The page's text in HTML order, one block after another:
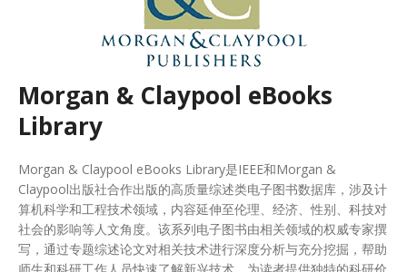
Morgan & Claypool eBooks
Library
Morgan & Claypool eBooks Library是IEEE和Morgan &
Claypool出版社合作出版的高质量综述类电子图书数据库，涉及计
算机科学和工程技术领域，内容延伸至伦理、经济、性别、科技对
社会的影响等人文角度。该系列电子图书由相关领域的权威专家撰
写，通过专题综述论文对相关技术进行深度分析与充分挖掘，帮助